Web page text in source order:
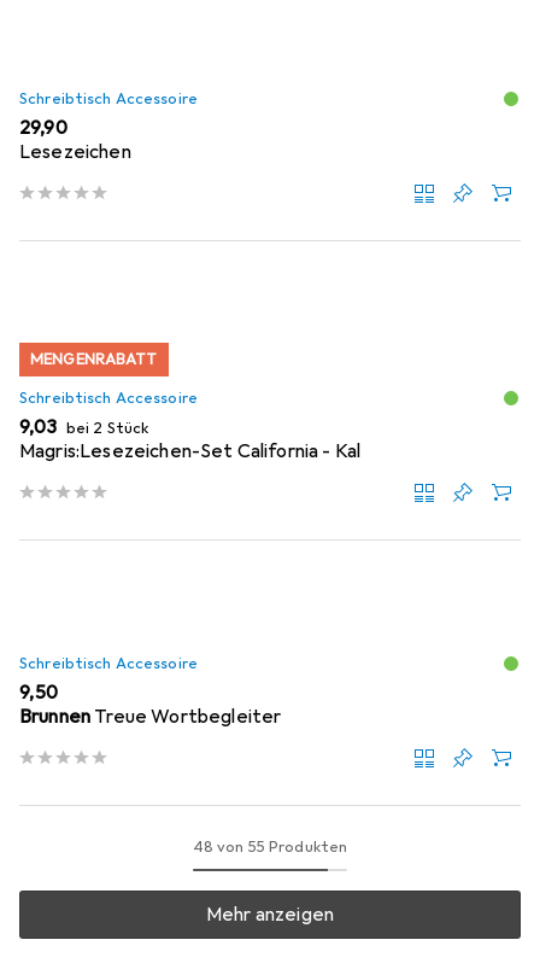
Schreibtisch Accessoire
EUR
29,90
Lesezeichen
MENGENRABATT
Schreibtisch Accessoire
EUR
9,03 bei 2 Stück
Magris:Lesezeichen-Set California - Kal
Schreibtisch Accessoire
EUR
9,50
Brunnen Treue Wortbegleiter
48 von 55 Produkten
Mehr anzeigen